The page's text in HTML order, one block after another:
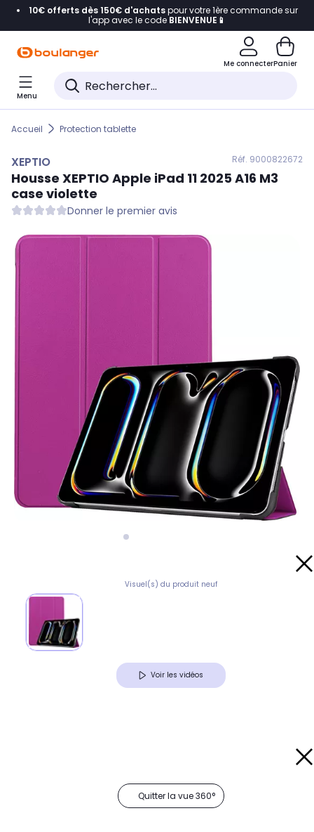
Accéder directement à la navigation
Accéder directement au pied de page
Accéder directement au chatbot
10€ offerts dès 150€ d'achatspour votre 1ère commande sur
l'app avec le code BIENVENUE📱
Me connecterPanier
Menu
Accueil Protection tablette
XEPTIO Réf. 9000822672
Housse XEPTIO Apple iPad 11 2025 A16 M3
case violette
Donner le premier avis
Visuel(s) du produit neuf
Voir les vidéos
Quitter la vue 360°